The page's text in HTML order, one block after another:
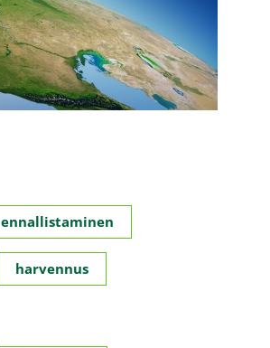
ennallistaminen
harvennus